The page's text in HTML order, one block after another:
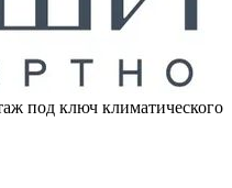
под ключ климатического